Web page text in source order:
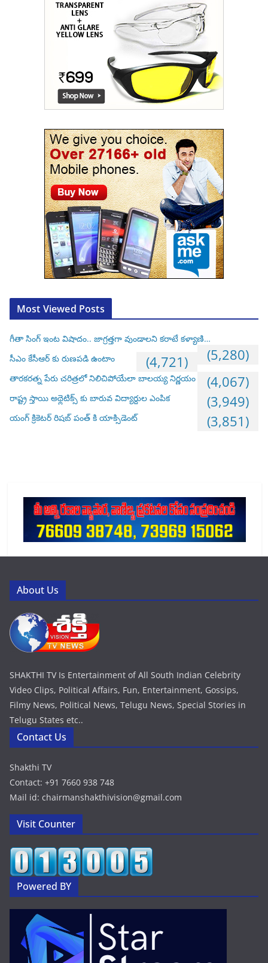
Most Viewed Posts
గీతా సింగ్ ఇంట విషాదం.. జాగ్రత్తగా వుండాలని కరాటే కళ్యాణి…
(5,280)
సీఎం కేసీఆర్ కు రుణపడి ఉంటాం (4,721)
తారకరత్న పేరు చరిత్రలో నిలిచిపోయేలా బాలయ్య నిర్ణయం (4,067)
రాష్ట్ర స్తాయి అథ్లెటిక్స్ కు బారువ విద్యార్దుల ఎంపిక (3,949)
యంగ్ క్రికెటర్ రిషబ్ పంత్ కి యాక్సిడెంట్ (3,851)
About Us
SHAKTHI TV Is Entertainment of All South Indian Celebrity
Video Clips, Political Affairs, Fun, Entertainment, Gossips,
Filmy News, Political News, Telugu News, Special Stories in
Telugu States etc..
Contact Us
Shakthi TV
Contact: +91 7660 938 748
Mail id: chairmanshakthivision@gmail.com
Visit Counter
Powered BY